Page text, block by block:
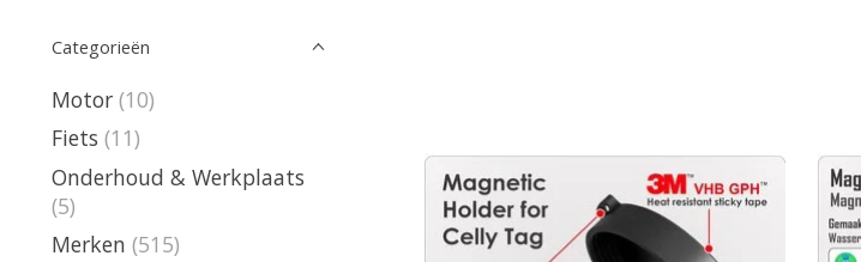
Categorieën
Motor (10)
Fiets (11)
Onderhoud & Werkplaats
(5)
Merken (515)